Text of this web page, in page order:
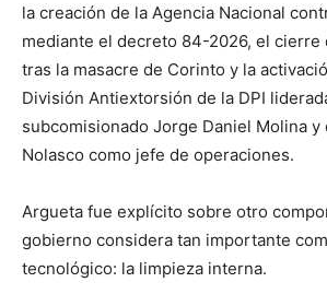
la creación de la Agencia Nacional
mediante el decreto 84-2026, el cierre
tras la masacre de Corinto y la
División Antiextorsión de la DPI
subcomisionado Jorge Daniel Molina
Nolasco como jefe de operaciones.
Argueta fue explícito sobre otro
gobierno considera tan importante
tecnológico: la limpieza interna.